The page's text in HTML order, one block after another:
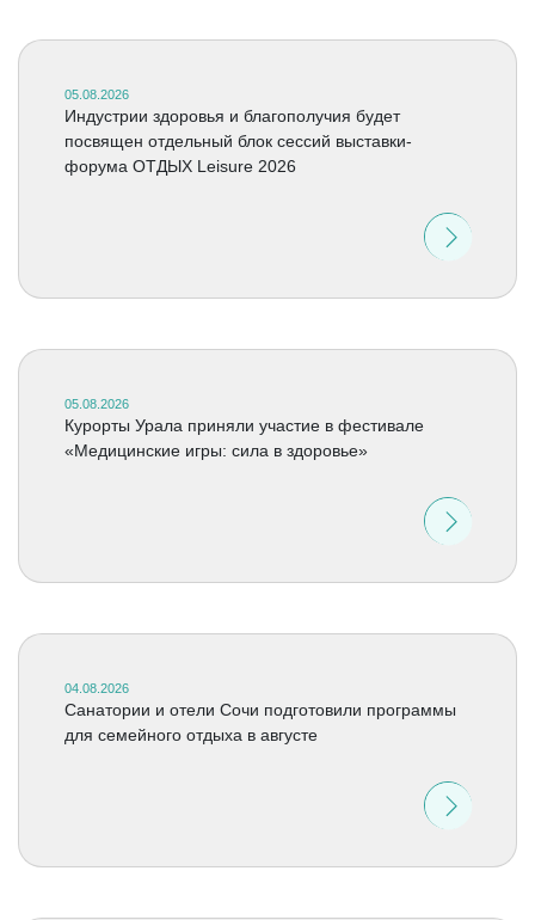
05.08.2026
Индустрии здоровья и благополучия будет
посвящен отдельный блок сессий выставки-
форума ОТДЫХ Leisure 2026
05.08.2026
Курорты Урала приняли участие в фестивале
«Медицинские игры: сила в здоровье»
04.08.2026
Санатории и отели Сочи подготовили программы
для семейного отдыха в августе